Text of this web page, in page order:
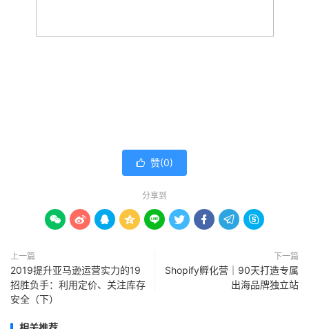
 赞(0)
分享到
        
上一篇
2019提升亚马逊运营实力的19
招胜负手：利用定价、关注库存
安全（下）
下一篇
Shopify孵化营｜90天打造专属
出海品牌独立站